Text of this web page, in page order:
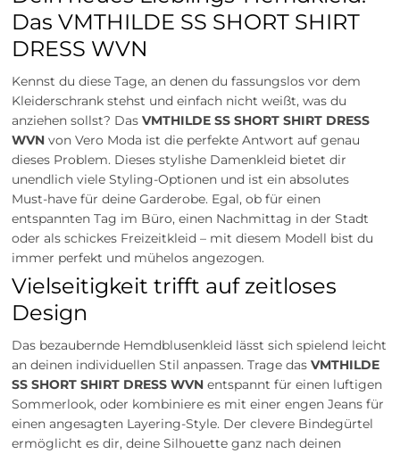
Das VMTHILDE SS SHORT SHIRT
DRESS WVN
Kennst du diese Tage, an denen du fassungslos vor dem
Kleiderschrank stehst und einfach nicht weißt, was du
anziehen sollst? DasVMTHILDE SS SHORT SHIRT DRESS
WVN von Vero Moda ist die perfekte Antwort auf genau
dieses Problem. Dieses stylishe Damenkleid bietet dir
unendlich viele Styling-Optionen und ist ein absolutes
Must-have für deine Garderobe. Egal, ob für einen
entspannten Tag im Büro, einen Nachmittag in der Stadt
oder als schickes Freizeitkleid – mit diesem Modell bist du
immer perfekt und mühelos angezogen.
Vielseitigkeit trifft auf zeitloses
Design
Das bezaubernde Hemdblusenkleid lässt sich spielend leicht
an deinen individuellen Stil anpassen. Trage dasVMTHILDE
SS SHORT SHIRT DRESS WVN entspannt für einen luftigen
Sommerlook, oder kombiniere es mit einer engen Jeans für
einen angesagten Layering-Style. Der clevere Bindegürtel
ermöglicht es dir, deine Silhouette ganz nach deinen